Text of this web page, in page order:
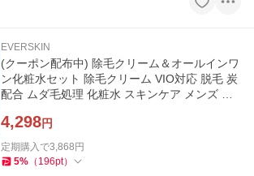
EVERSKIN
(クーポン配布中) 除毛クリーム＆オールインワ
ン化粧水セット 除毛クリーム VIO対応 脱毛 炭
配合 ムダ毛処理 化粧水 スキンケア メンズ 大
4,298円
定期購入で3,868 円
5% （ 196pt）